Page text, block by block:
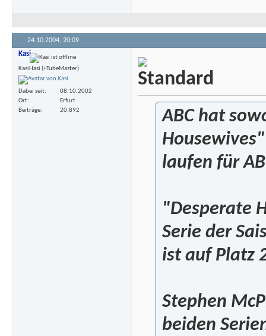
24.10.2004, 20:09
Kasi
KasiHasi (+TubeMaster)
Dabei seit
08.10.2002
Ort
Erfurt
Beiträge
20.892
ABC hat
laufen für
"Desperate
Serie der
ist auf Platz
Stephen
beiden